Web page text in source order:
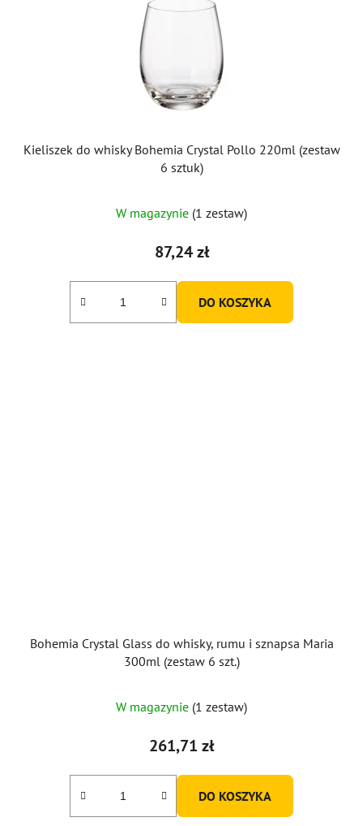
Kieliszek do whisky Bohemia Crystal Pollo 220ml (zestaw
6 sztuk)
W magazynie (1 zestaw)
87,24 zł
DO KOSZYKA
Bohemia Crystal Glass do whisky, rumu i sznapsa Maria
300ml (zestaw 6 szt.)
W magazynie (1 zestaw)
261,71 zł
DO KOSZYKA